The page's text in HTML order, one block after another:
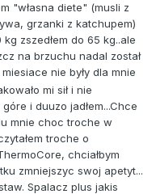
"własna diete" (musli z
grzanki z katchupem)
zszedłem do 65 kg..ale
na brzuchu nadal został
nie były dla mnie
mi sił i nie
i duuzo jadłem...Chce
mnie choc troche w
troche o
chciałbym
zmniejszyc swoj apetyt...
Spalacz plus jakis